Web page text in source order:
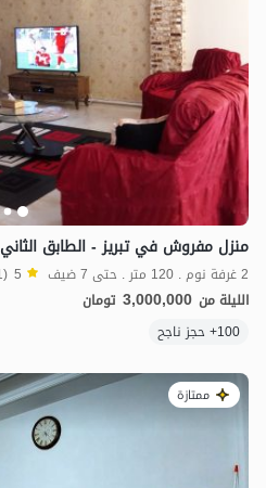
منزل مفروش في تبريز - الطابق الثاني
2 غرفة نوم . 120 متر . حتى 7 ضيف 5 (61 تعليق)
الليلة من 3,000,000 تومان
100+ حجز ناجح
ممتازة